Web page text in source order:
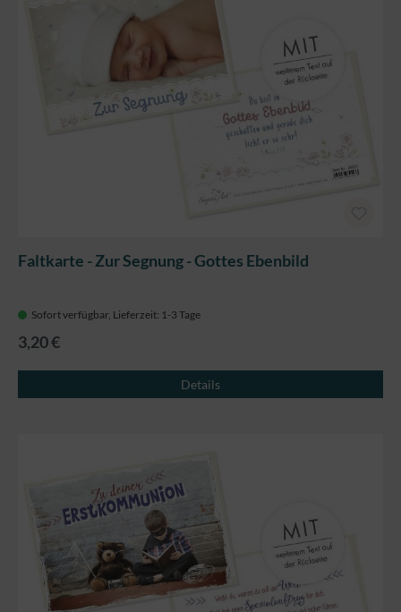
Faltkarte - Zur Segnung - Gottes Ebenbild
Sofort verfügbar, Lieferzeit: 1-3 Tage
3,20 €
Details